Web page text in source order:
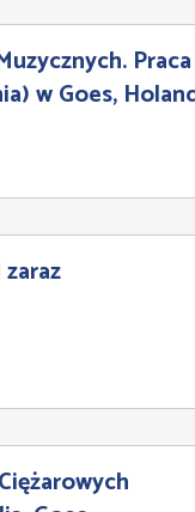
w Goes,